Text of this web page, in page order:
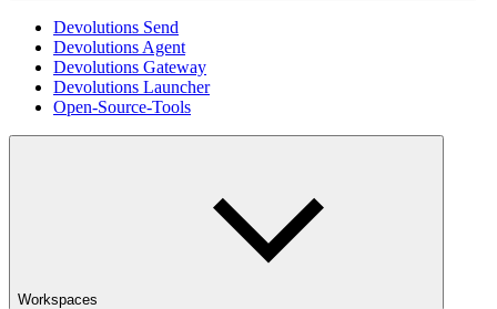
Devolutions Send
Devolutions Agent
Devolutions Gateway
Devolutions Launcher
Open-Source-Tools
Workspaces